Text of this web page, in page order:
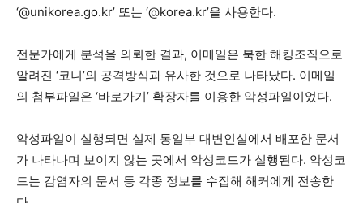
‘@unikorea.go.kr’ 또는 ‘@korea.kr’을 사용한다.
전문가에게 분석을 의뢰한 결과, 이메일은 북한 해킹조직으로
알려진 ‘코니’의 공격방식과 유사한 것으로 나타났다. 이메일
의 첨부파일은 ‘바로가기’ 확장자를 이용한 악성파일이었다.
악성파일이 실행되면 실제 통일부 대변인실에서 배포한 문서
가 나타나며 보이지 않는 곳에서 악성코드가 실행된다. 악성코
드는 감염자의 문서 등 각종 정보를 수집해 해커에게 전송한